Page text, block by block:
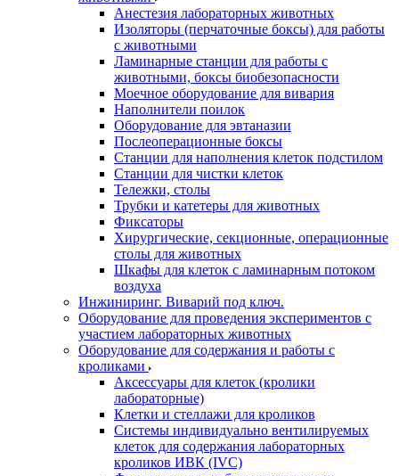
Анестезия лабораторных животных
Изоляторы (перчаточные боксы) для работы
с животными
Ламинарные станции для работы с
животными, боксы биобезопасности
Моечное оборудование для вивария
Наполнители поилок
Оборудование для эвтаназии
Послеоперационные боксы
Станции для наполнения клеток подстилом
Станции для чистки клеток
Тележки, столы
Трубки и катетеры для животных
Фиксаторы
Хирургические, секционные, операционные
столы для животных
Шкафы для клеток с ламинарным потоком
воздуха
Инжиниринг. Виварий под ключ.
Оборудование для проведения экспериментов с
участием лабораторных животных
Оборудование для содержания и работы с
кроликами
Аксессуары для клеток (кролики
лабораторные)
Клетки и стеллажи для кроликов
Системы индивидуально вентилируемых
клеток для содержания лабораторных
кроликов ИВК (IVC)